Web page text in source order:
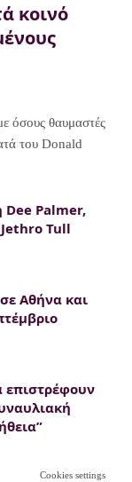
κοινό
όσους θαυμαστές
του Donald
Palmer,
Jethro Tull
Αθήνα και
επιστρέφουν
Cookies settings